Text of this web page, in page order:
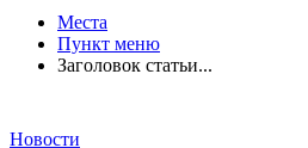
Места
Пункт меню
Заголовок статьи...
Новости